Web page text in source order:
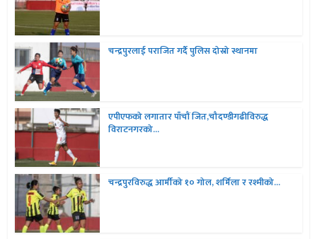
चन्द्रपुरलाई पराजित गर्दै पुलिस दोस्रो स्थानमा
एपीएफको लगातार पाँचौं जित,चौदण्डीगढीविरुद्ध
विराटनगरको...
चन्द्रपुरविरुद्ध आर्मीको १० गोल, शर्मिला र रश्मीको...